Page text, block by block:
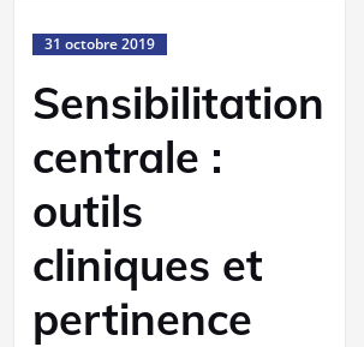
31 octobre 2019
Sensibilitation
centrale :
outils
cliniques et
pertinence